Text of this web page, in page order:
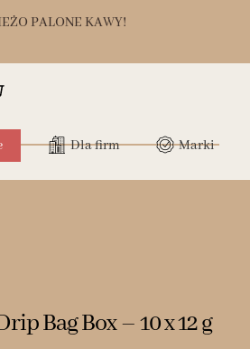
PALONE KAWY!
Dla firm Marki
Bag Box – 10 x 12 g